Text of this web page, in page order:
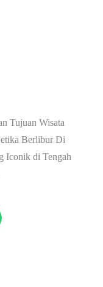
Tujuan Wisata
Berlibur Di
Iconik di Tengah